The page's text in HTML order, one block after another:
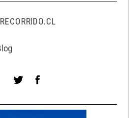
RECORRIDO.CL